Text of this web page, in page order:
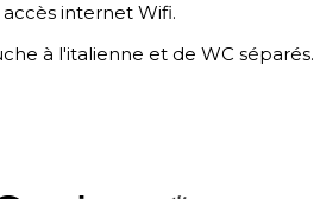
internet Wifi.
à l'italienne et de WC séparés.